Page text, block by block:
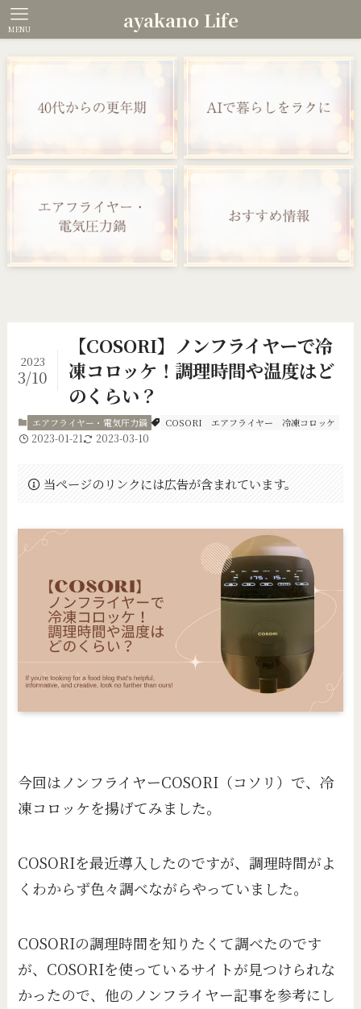
ayakano Life
MENU
【COSORI】ノンフライヤーで冷
凍コロッケ！調理時間や温度はど
のくらい？
2023
3/10
エアフライヤー・電気圧力鍋 COSORI エアフライヤー 冷凍コロッケ
2023-01-21 2023-03-10
当ページのリンクには広告が含まれています。
今回はノンフライヤーCOSORI（コソリ）で、冷
凍コロッケを揚げてみました。
COSORIを最近導入したのですが、調理時間がよ
くわからず色々調べながらやっていました。
COSORIの調理時間を知りたくて調べたのです
が、COSORIを使っているサイトが見つけられな
かったので、他のノンフライヤー記事を参考にし